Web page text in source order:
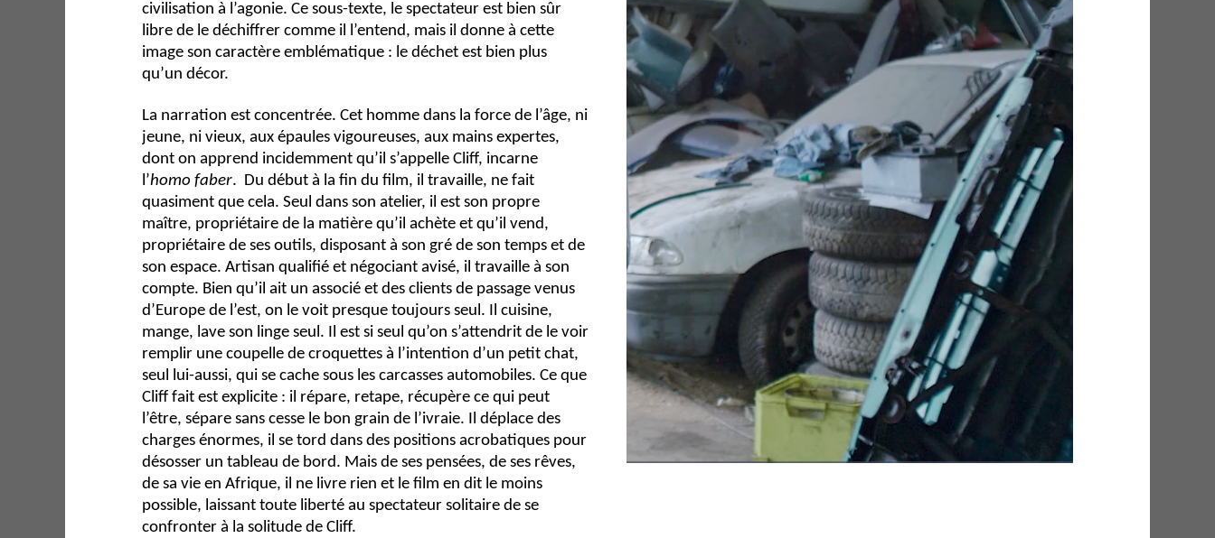
civilisation à l’agonie. Ce sous-texte, le spectateur est bien sûr
libre de le déchiffrer comme il l’entend, mais il donne à cette
image son caractère emblématique : le déchet est bien plus
qu’un décor.
La narration est concentrée. Cet homme dans la force de l’âge, ni
jeune, ni vieux, aux épaules vigoureuses, aux mains expertes,
dont on apprend incidemment qu’il s’appelle Cliff, incarne
l’homo faber. Du début à la fin du film, il travaille, ne fait
quasiment que cela. Seul dans son atelier, il est son propre
maître, propriétaire de la matière qu’il achète et qu’il vend,
propriétaire de ses outils, disposant à son gré de son temps et de
son espace. Artisan qualifié et négociant avisé, il travaille à son
compte. Bien qu’il ait un associé et des clients de passage venus
d’Europe de l’est, on le voit presque toujours seul. Il cuisine,
mange, lave son linge seul. Il est si seul qu’on s’attendrit de le voir
remplir une coupelle de croquettes à l’intention d’un petit chat,
seul lui-aussi, qui se cache sous les carcasses automobiles. Ce que
Cliff fait est explicite : il répare, retape, récupère ce qui peut
l’être, sépare sans cesse le bon grain de l’ivraie. Il déplace des
charges énormes, il se tord dans des positions acrobatiques pour
désosser un tableau de bord. Mais de ses pensées, de ses rêves,
de sa vie en Afrique, il ne livre rien et le film en dit le moins
possible, laissant toute liberté au spectateur solitaire de se
confronter à la solitude de Cliff.